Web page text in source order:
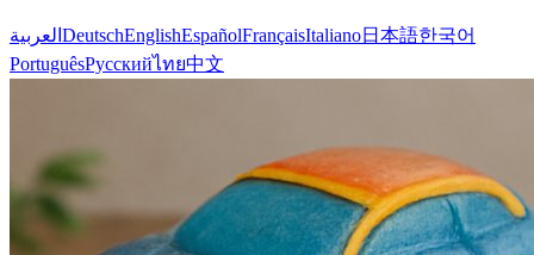
العربية DeutschEnglishEspañolFrançaisItaliano日本語한국어
PortuguêsРусскийไทย中文